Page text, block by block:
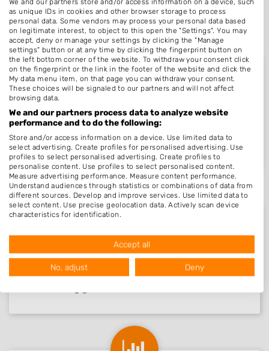
Nog geen statistieken beschikbaar.
Beoordelingen Wemeldinge
as unique IDs in cookies and other browser storage to process
personal data. Some vendors may process your personal data based
on legitimate interest, to object to this open the "Settings". You may
accept, deny or manage your settings by clicking the "Manage
settings" button or at any time by clicking the fingerprint button on
the left bottom corner of the website. To withdraw your consent click
on the fingerprint or the link in the footer of the website and click the
My data menu item, on that page you can withdraw your consent.
These choices will be signaled to our partners and will not affect
browsing data.
We and our partners process data to analyze website
performance and to do the following:
Store and/or access information on a device. Use limited data to
select advertising. Create profiles for personalised advertising. Use
profiles to select personalised advertising. Create profiles to
personalise content. Use profiles to select personalised content.
Measure advertising performance. Measure content performance.
Understand audiences through statistics or combinations of data from
different sources. Develop and improve services. Use limited data to
select content. Use precise geolocation data. Actively scan device
characteristics for identification.
USA.
Your consent and the cookie policy applies solely to this website/app.
View Partner List (1017 IAB Vendors)
We use your data for the following purposes:
IAB processing purposes:
Use limited data to select advertising
Accept all
No, adjust Deny